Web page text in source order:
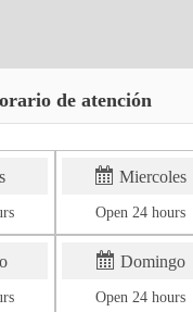
de atención
Miercoles
Open 24 hours
Domingo
Open 24 hours